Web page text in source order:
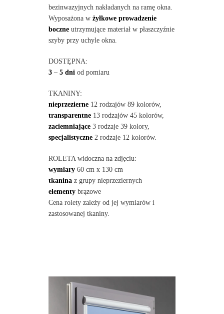
bezinwazyjnych nakładanych na ramę okna.
Wyposażona w żyłkowe prowadzenie
boczneutrzymujące materiał w płaszczyźnie
szyby przy uchyle okna.
DOSTĘPNA:
3 – 5 dni od pomiaru
TKANINY:
nieprzezierne12 rodzajów 89 kolorów,
transparentne13 rodzajów 45 kolorów,
zaciemniające3 rodzaje 39 kolory,
specjalistyczne2 rodzaje 12 kolorów.
ROLETA widoczna na zdjęciu:
wymiary60 cm x 130 cm
tkaninaz grupy nieprzeziernych
elementybrązowe
Cena rolety zależy od jej wymiarów i
zastosowanej tkaniny.